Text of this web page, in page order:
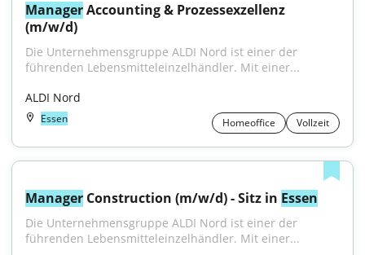
Manager Accounting & Prozessexzellenz
(m/w/d)
Die Unternehmensgruppe ALDI Nord ist einer der
führenden Lebensmitteleinzelhändler. Mit einer...
ALDI Nord
Essen Homeoffice Vollzeit
Manager Construction (m/w/d) - Sitz in Essen
Die Unternehmensgruppe ALDI Nord ist einer der
führenden Lebensmitteleinzelhändler. Mit einer...